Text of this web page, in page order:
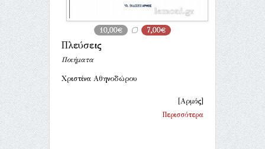
10,00€ 7,00€
Πλεύσεις
Ποιήματα
Χριστίνα Αθηνοδώρου
[Αρμός]
Περισσότερα